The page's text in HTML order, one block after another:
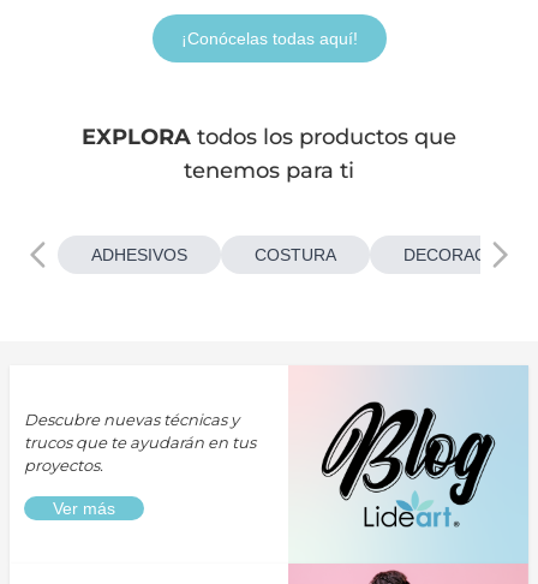
¡Conócelas todas aquí!
EXPLORA todos los productos que
tenemos para ti
ADHESIVOS COSTURA
Descubre nuevas técnicas y
trucos que te ayudarán en tus
proyectos.
Ver más